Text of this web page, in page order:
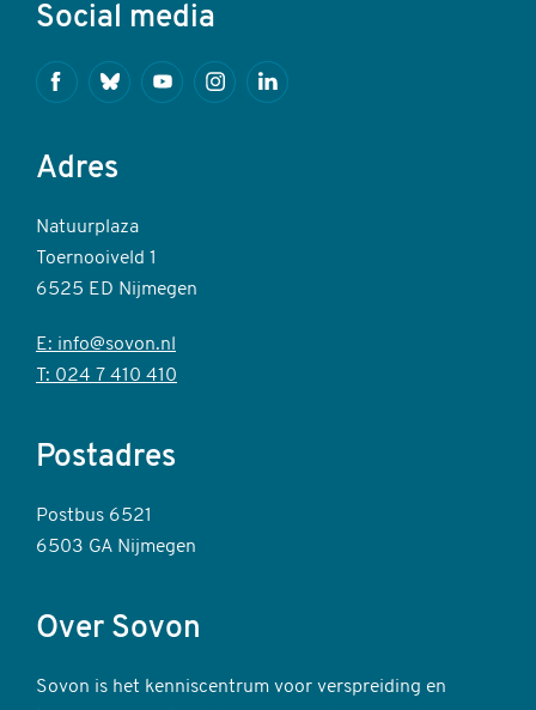
Social media
FacebookBlueskyYoutubeInstagramLinkedin
Adres
Natuurplaza
Toernooiveld 1
6525 ED Nijmegen
E: info@sovon.nl
T: 024 7 410 410
Postadres
Postbus 6521
6503 GA Nijmegen
Over Sovon
Sovon is het kenniscentrum voor verspreiding en